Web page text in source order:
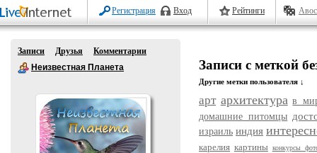
Регистрация Вход Рейтинги
Записи Друзья
Комментарии
Неизвестная Планета
Записи с меткой
Другие метки пользователя ↓
арт архитектура в
домашние питомцы
израиль индия
карелия картины конкурсы